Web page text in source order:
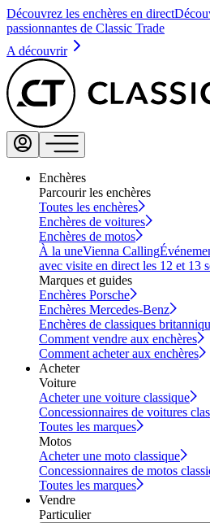
Découvrez les enchères en direct
passionnantes de Classic Trade
A découvrir
Enchères
Parcourir les enchères
Toutes les enchères
Enchères de voitures
Enchères de motos
À la uneVienna Calling
avec visite en direct les 12 et 13
Marques et guides
Enchères Porsche
Enchères Mercedes-Benz
Enchères de classiques
Comment vendre aux enchères
Comment acheter aux enchères
Acheter
Voiture
Acheter une voiture classique
Concessionnaires de voitures
Toutes les marques
Motos
Acheter une moto classique
Concessionnaires de motos
Toutes les marques
Vendre
Particulier